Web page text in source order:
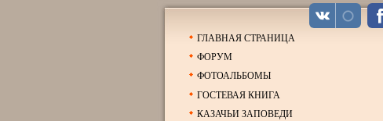
ГЛАВНАЯ СТРАНИЦА
ФОРУМ
ФОТОАЛЬБОМЫ
ГОСТЕВАЯ КНИГА
КАЗАЧЬИ ЗАПОВЕДИ